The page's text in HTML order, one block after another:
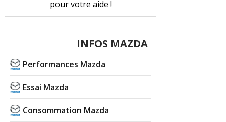
pour votre aide !
INFOS MAZDA
Performances Mazda
Essai Mazda
Consommation Mazda